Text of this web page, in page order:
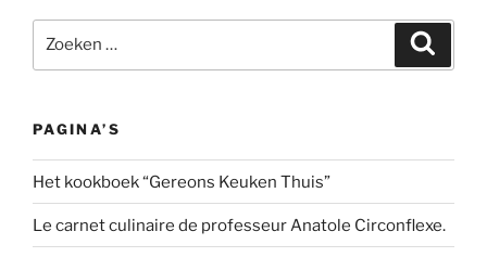
naar:
PAGINA’S
Het kookboek “Gereons Keuken Thuis”
Le carnet culinaire de professeur Anatole Circonflexe.